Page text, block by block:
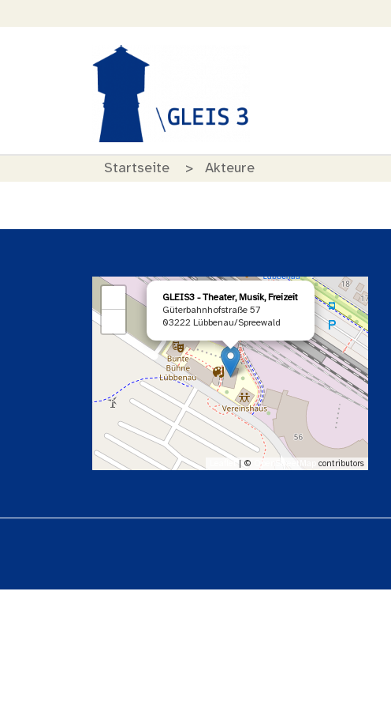
Startseite Akteure
GLEIS3 - Theater, Musik, Freizeit
Güterbahnhofstraße 57
03222 Lübbenau/Spreewald
| © OpenStreetMap contributors